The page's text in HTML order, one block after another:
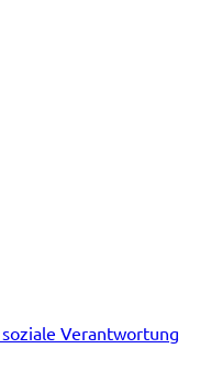
Verantwortung